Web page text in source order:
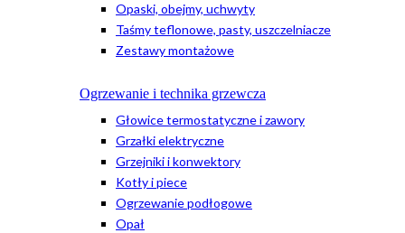
Opaski, obejmy, uchwyty
Taśmy teflonowe, pasty, uszczelniacze
Zestawy montażowe
Ogrzewanie i technika grzewcza
Głowice termostatyczne i zawory
Grzałki elektryczne
Grzejniki i konwektory
Kotły i piece
Ogrzewanie podłogowe
Opał